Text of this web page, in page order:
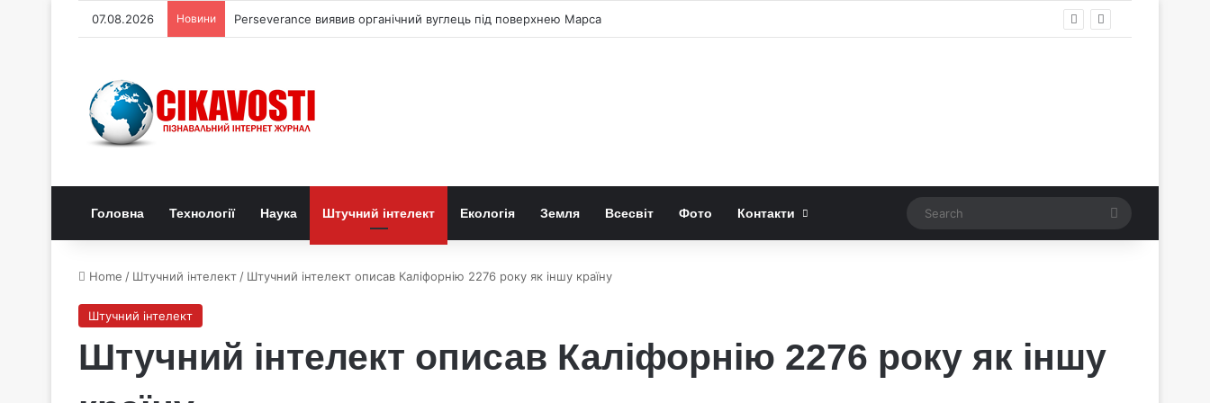
07.08.2026 Новини Perseverance виявив органічний вуглець під поверхнею Марса
Головна Технології Наука Штучний інтелект Екологія Земля Всесвіт Фото Контакти Search
Home / Штучний інтелект / Штучний інтелект описав Каліфорнію 2276 року як іншу країну
Штучний інтелект
Штучний інтелект описав Каліфорнію 2276 року як іншу